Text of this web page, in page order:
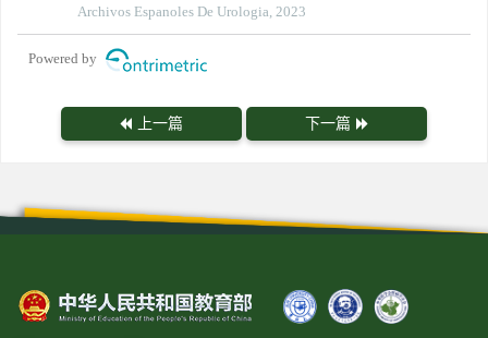
Archivos Espanoles De Urologia, 2023
Powered by
上一篇 下一篇